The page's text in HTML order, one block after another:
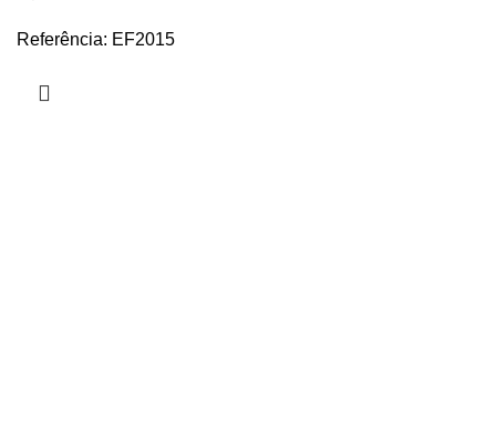
Referência: EF2015